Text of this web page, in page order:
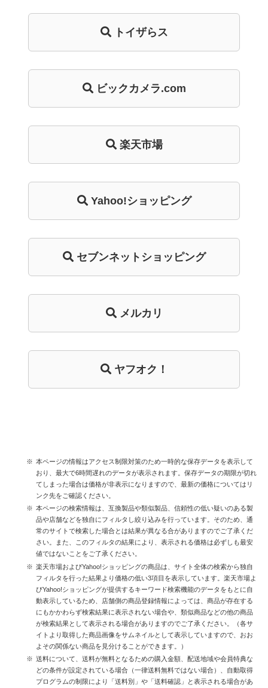
トイザらス
ビックカメラ.com
楽天市場
Yahoo!ショッピング
セブンネットショッピング
メルカリ
ヤフオク！
本ページの情報はアクセス制限対策のため一時的な保存データを表示して
おり、最大で6時間遅れのデータが表示されます。保存データの期限が切れ
てしまった場合は価格が非表示になりますので、最新の価格についてはリ
ンク先をご確認ください。
本ページの検索情報は、互換製品や類似製品、信頼性の低い疑いのある製
品や店舗などを独自にフィルタし絞り込みを行っています。そのため、通
常のサイトで検索した場合とは結果が異なる合がありますのでご了承くだ
さい。また、このフィルタの結果により、表示される価格は必ずしも最安
値ではないことをご了承ください。
楽天市場およびYahoo!ショッピングの商品は、サイト全体の検索から独自
フィルタを行った結果より価格の低い3項目を表示しています。楽天市場よ
びYahoo!ショッピングが提供するキーワード検索機能のデータをもとに自
動表示しているため、店舗側の商品登録情報によっては、商品が存在する
にもかかわらず検索結果に表示されない場合や、類似商品などの他の商品
が検索結果として表示される場合がありますのでご了承ください。（各サ
イトより取得した商品画像をサムネイルとして表示していますので、おお
よその関係ない商品を見分けることができます。）
送料について、送料が無料となるための購入金額、配送地域や会員特典な
どの条件が設定されている場合（一律送料無料ではない場合）、自動取得
プログラムの制限により「送料別」や「送料確認」と表示される場合があ